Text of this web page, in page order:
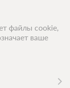
файлы cookie,
ваше